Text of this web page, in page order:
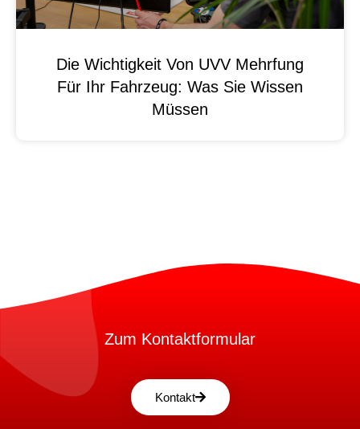
Die Wichtigkeit Von UVV Mehrfung
Für Ihr Fahrzeug: Was Sie Wissen
Müssen
Zum Kontaktformular
Kontakt